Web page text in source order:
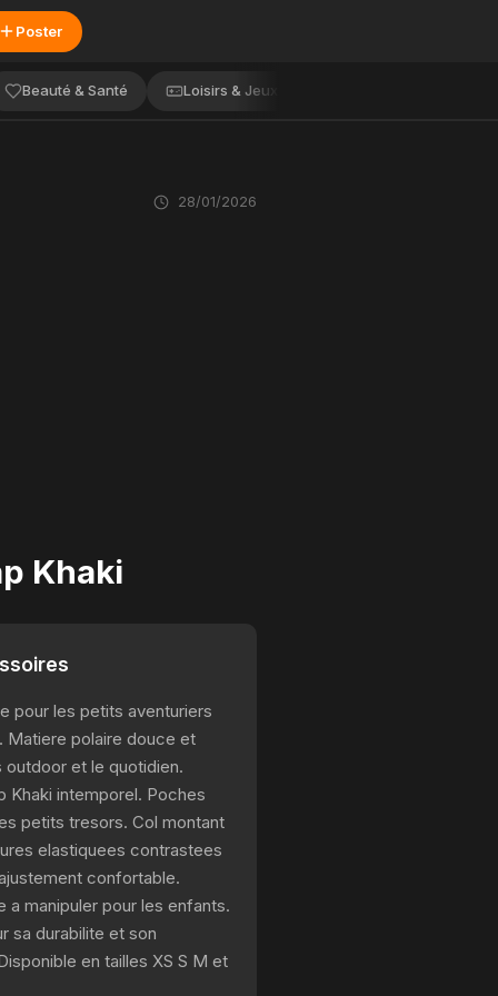
Poster
Beauté & Santé Loisirs & Jeux
28/01/2026
Khaki
pour les petits aventuriers
Matiere polaire douce et
et le quotidien.
Khaki intemporel. Poches
petits tresors. Col montant
elastiquees contrastees
confortable.
manipuler pour les enfants.
sa durabilite et son
en tailles XS S M et